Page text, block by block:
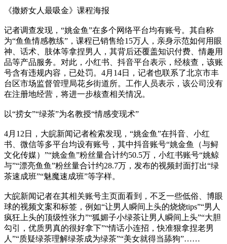
《撒娇女人最吸金》课程海报
记者调查发现，“姚金鱼”在多个网络平台均有账号。其自称
为“鱼鱼情感教练”，课程已销售给15万人，亲身示范如何用眼
神、话术、肢体等拿捏男人，其背后还覆盖知识付费、情趣用
品等产品服务。对此，小红书、抖音平台表示，经核查，该账
号含有违规内容，已处罚。4月14日，记者也联系了北京市丰
台区市场监督管理局花乡街道所。工作人员表示，该公司没有
在注册地经营，将进一步核查相关情况。
以“捞女”“绿茶”为名教授“情感变现术”
4月12日，大皖新闻记者检索发现，“姚金鱼”在抖音、小红
书、微信等多平台均设有账号，其中抖音账号“姚金鱼（与鲟
文化传媒）”“姚金鱼”粉丝量合计约50.5万，小红书账号“姚鲸
与”“漂亮鱼鱼”粉丝量合计约28.7万，发布的视频封面打出“绿
茶速成班”“魅魔速成班”等字样。
大皖新闻记者在其相关账号主页面看到，不乏一些低俗、博眼
球的视频文案和标签，例如“让男人瞬间上头的烧烧tips”“男人
疯狂上头的顶级性张力”“狐媚子小绿茶让男人瞬间上头”“大胆
勾引，优质男真的很好拿下”“情话小连招，快准狠拿捏老男
人”“质疑绿茶理解绿茶成为绿茶”“美女就得当舔狗”……